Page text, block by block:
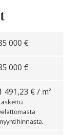
000 €
000 €
491,23 € / m²